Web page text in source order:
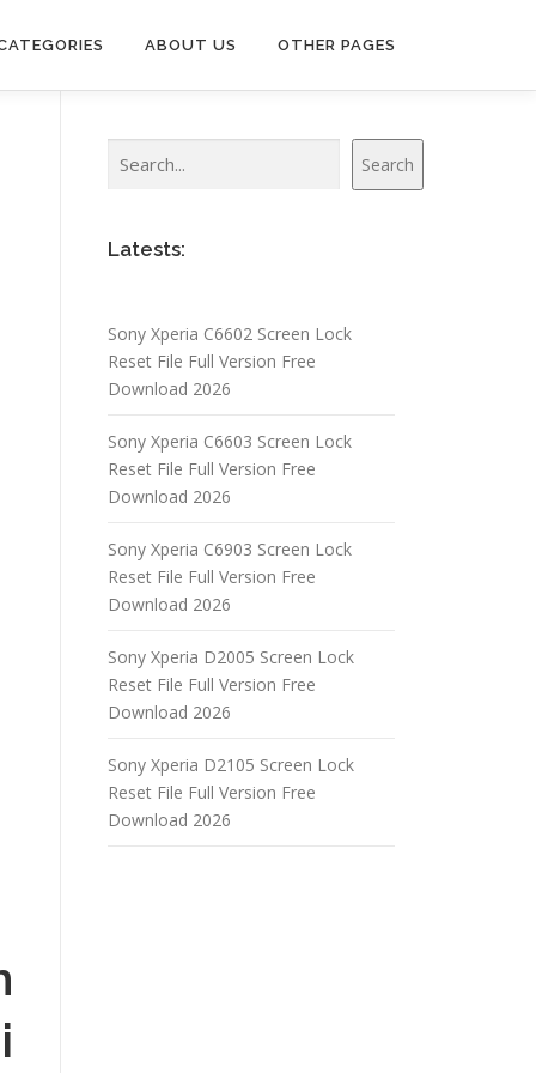
ABOUT US OTHER PAGES
Search
Latests:
Sony Xperia C6602 Screen Lock
Reset File Full Version Free
Download 2026
Sony Xperia C6603 Screen Lock
Reset File Full Version Free
Download 2026
Sony Xperia C6903 Screen Lock
Reset File Full Version Free
Download 2026
Sony Xperia D2005 Screen Lock
Reset File Full Version Free
Download 2026
Sony Xperia D2105 Screen Lock
Reset File Full Version Free
Download 2026